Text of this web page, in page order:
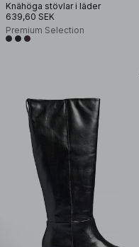
Knähöga stövlar i läder
639,60 SEK
Premium Selection